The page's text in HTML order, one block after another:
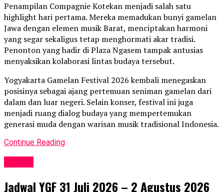
Penampilan Compagnie Kotekan menjadi salah satu
highlight hari pertama. Mereka memadukan bunyi gamelan
Jawa dengan elemen musik Barat, menciptakan harmoni
yang segar sekaligus tetap menghormati akar tradisi.
Penonton yang hadir di Plaza Ngasem tampak antusias
menyaksikan kolaborasi lintas budaya tersebut.
Yogyakarta Gamelan Festival 2026 kembali menegaskan
posisinya sebagai ajang pertemuan seniman gamelan dari
dalam dan luar negeri. Selain konser, festival ini juga
menjadi ruang dialog budaya yang mempertemukan
generasi muda dengan warisan musik tradisional Indonesia.
Continue Reading
Jadwal YGF 31 Juli 2026 – 2 Agustus 2026